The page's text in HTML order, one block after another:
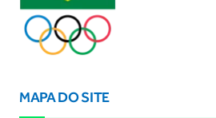
MAPA DO SITE